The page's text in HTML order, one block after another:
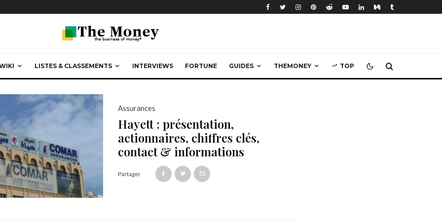
LISTES & CLASSEMENTS INTERVIEWS FORTUNE GUIDES THEMONEY TOP
Assurances
Hayett : présentation,
actionnaires, chiffres clés,
contact & informations
Partager